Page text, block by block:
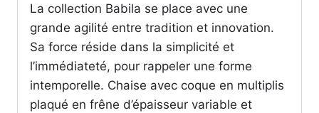
La collection Babila se place avec une
grande agilité entre tradition et innovation.
Sa force réside dans la simplicité et
l’immédiateté, pour rappeler une forme
intemporelle. Chaise avec coque en multiplis
plaqué en frêne d’épaisseur variable et